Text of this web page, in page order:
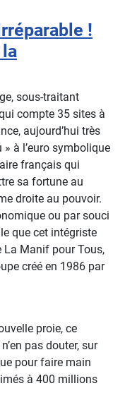
!
sous-traitant
compte 35 sites à
aujourd’hui très
» à l’euro symbolique
français qui
sa fortune au
droite au pouvoir.
ou par souci
que cet intégriste
La Manif pour Tous,
créé en 1986 par
proie, ce
pas douter, sur
pour faire main
à 400 millions